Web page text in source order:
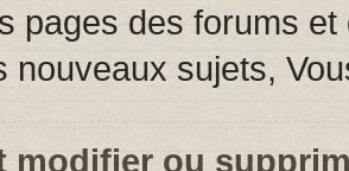
pages des forums
nouveaux sujets,
modifier ou